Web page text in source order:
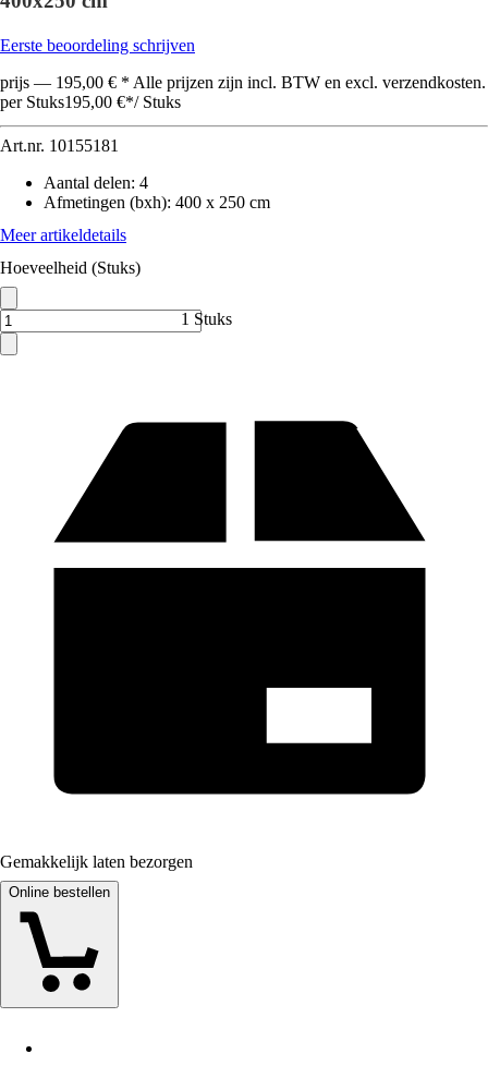
Eerste beoordeling schrijven
prijs — 195,00 € * Alle prijzen zijn incl. BTW en excl. verzendkosten.
per Stuks195,00 €*/ Stuks
Art.nr. 10155181
Aantal delen: 4
Afmetingen (bxh): 400 x 250 cm
Meer artikeldetails
Hoeveelheid (Stuks)
1 Stuks
Gemakkelijk laten bezorgen
Online bestellen